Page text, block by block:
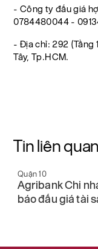
- Công ty đấu giá
0784480044 -
- Địa chỉ: 292 (Tầng
Tây, Tp.HCM.
Tin liên quan
Quận 10
Agribank Chi
báo đấu giá tài